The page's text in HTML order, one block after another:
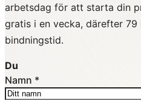
arbetsdag för att starta din
gratis i en vecka, därefter
bindningstid.
Du
Namn *